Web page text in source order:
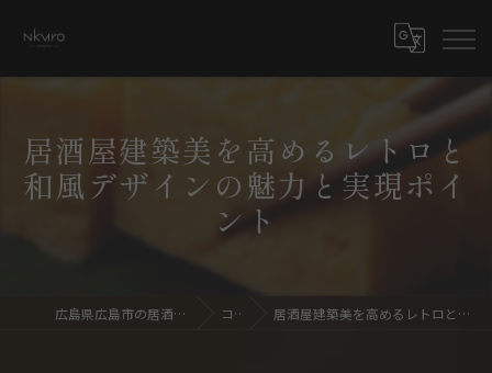
居酒屋建築美を高めるレトロと
和風デザインの魅力と実現ポイ
ント
広島県広島市の居酒屋ならdining bar NKURO コラム 居酒屋建築美を高めるレトロと和風デザインの魅力と実現ポイント